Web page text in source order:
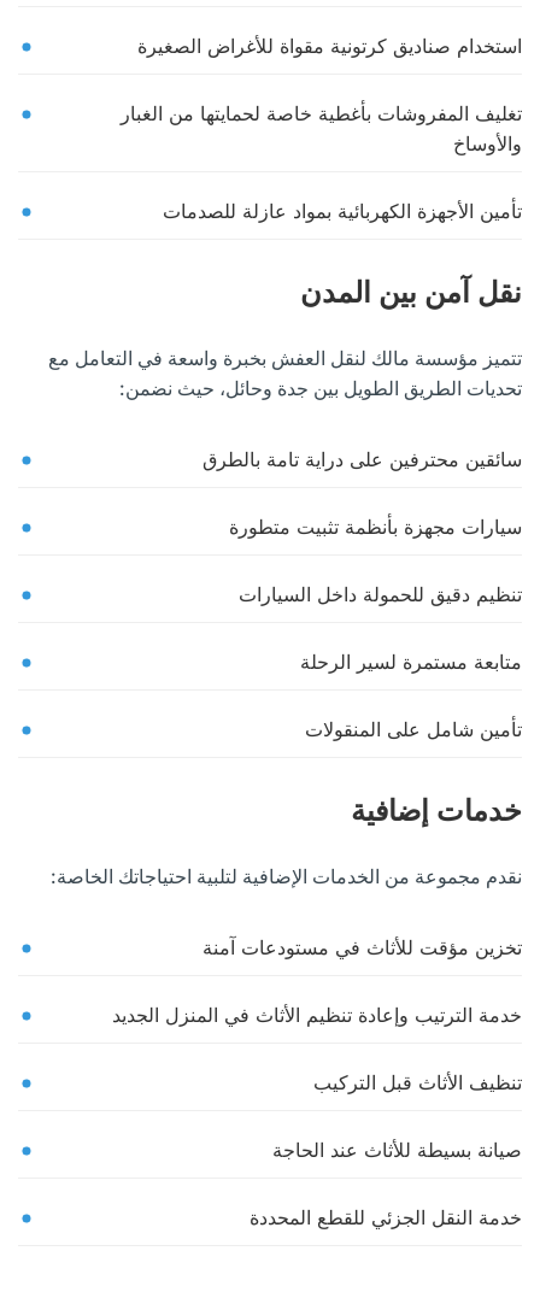
استخدام صناديق كرتونية مقواة للأغراض الصغيرة
تغليف المفروشات بأغطية خاصة لحمايتها من الغبار
والأوساخ
تأمين الأجهزة الكهربائية بمواد عازلة للصدمات
نقل آمن بين المدن
تتميز مؤسسة مالك لنقل العفش بخبرة واسعة في التعامل مع
تحديات الطريق الطويل بين جدة وحائل، حيث نضمن:
سائقين محترفين على دراية تامة بالطرق
سيارات مجهزة بأنظمة تثبيت متطورة
تنظيم دقيق للحمولة داخل السيارات
متابعة مستمرة لسير الرحلة
تأمين شامل على المنقولات
خدمات إضافية
نقدم مجموعة من الخدمات الإضافية لتلبية احتياجاتك الخاصة:
تخزين مؤقت للأثاث في مستودعات آمنة
خدمة الترتيب وإعادة تنظيم الأثاث في المنزل الجديد
تنظيف الأثاث قبل التركيب
صيانة بسيطة للأثاث عند الحاجة
خدمة النقل الجزئي للقطع المحددة